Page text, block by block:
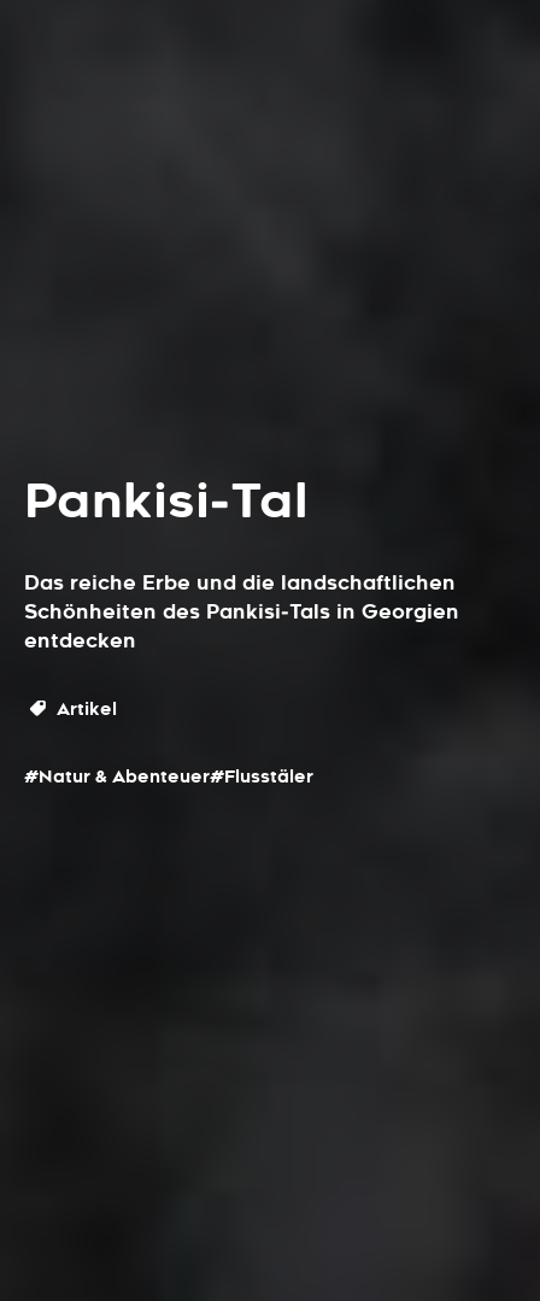
Pankisi‑Tal
Das reiche Erbe und die landschaftlichen
Schönheiten des Pankisi‑Tals in Georgien
entdecken
Artikel
#Natur & Abenteuer#Flusstäler